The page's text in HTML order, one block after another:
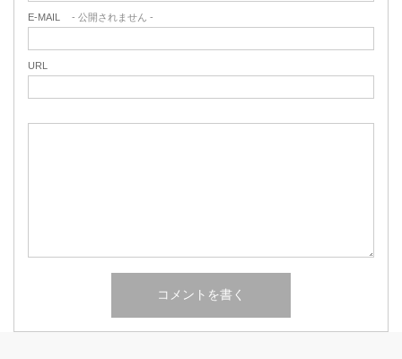
E-MAIL - 公開されません -
URL